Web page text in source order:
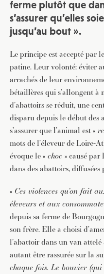
ferme plutôt que
s’assurer qu’elles
jusqu’au bout ».
Le principe est accepté par
patine. Leur volonté: éviter
arrachés de leur
bétaillères qui s’allongent à
d’abattoirs se réduit, une
disparu depuis le début des
s’assurer que l’animal est «
mots de l’éleveur de Loire-
évoque le « choc » causé par
dans des abattoirs, diffusées
« Ces violences qu’on fait
éleveurs et aux
depuis sa ferme de
son frère. Elle a choisi
l’abattoir dans un van
autant être rassurée sur la
chaque fois. Le bouvier